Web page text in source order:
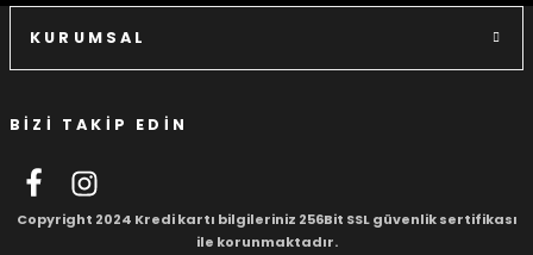
KURUMSAL
BİZİ TAKİP EDİN
Copyright 2024 Kredi kartı bilgileriniz 256Bit SSL güvenlik sertifikası
ile korunmaktadır.